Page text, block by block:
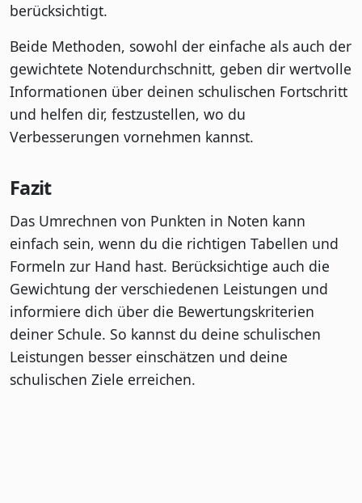
berücksichtigt.
Beide Methoden, sowohl der einfache als auch der
gewichtete Notendurchschnitt, geben dir wertvolle
Informationen über deinen schulischen Fortschritt
und helfen dir, festzustellen, wo du
Verbesserungen vornehmen kannst.
Fazit
Das Umrechnen von Punkten in Noten kann
einfach sein, wenn du die richtigen Tabellen und
Formeln zur Hand hast. Berücksichtige auch die
Gewichtung der verschiedenen Leistungen und
informiere dich über die Bewertungskriterien
deiner Schule. So kannst du deine schulischen
Leistungen besser einschätzen und deine
schulischen Ziele erreichen.